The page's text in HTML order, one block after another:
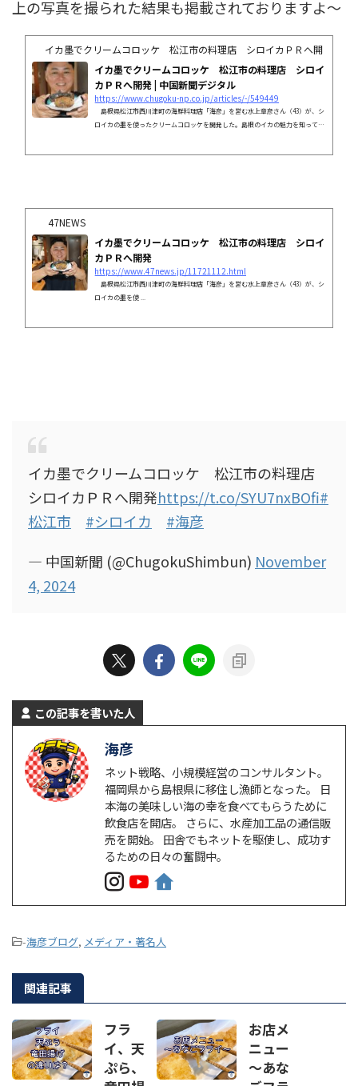
上の写真を撮られた結果も掲載されておりますよ～
イカ墨でクリームコロッケ 松江市の料理店 シロイカＰＲへ開発 | 中
イカ墨でクリームコロッケ 松江市の料理店 シロイ
カＰＲへ開発 | 中国新聞デジタル
https://www.chugoku-np.co.jp/articles/-/549449
島根県松江市西川津町の海鮮料理店「海彦」を営む水上章彦さん（43）が、シ
ロイカの墨を使ったクリームコロッケを開発した。島根のイカの魅力を知っても
47NEWS
イカ墨でクリームコロッケ 松江市の料理店 シロイ
カＰＲへ開発
https://www.47news.jp/11721112.html
島根県松江市西川津町の海鮮料理店「海彦」を営む水上章彦さん（43）が、シ
ロイカの墨を使 ...
イカ墨でクリームコロッケ 松江市の料理店
シロイカＰＲへ開発https://t.co/SYU7nxBOfi#
松江市
#シロイカ
#海彦
— 中国新聞 (@ChugokuShimbun) November
4, 2024
この記事を書いた人
海彦
ネット戦略、小規模経営のコンサルタント。
福岡県から島根県に移住し漁師となった。 日
本海の美味しい海の幸を食べてもらうために
飲食店を開店。 さらに、水産加工品の通信販
売を開始。 田舎でもネットを駆使し、成功す
るための日々の奮闘中。
-海彦ブログ, メディア・著名人
関連記事
フラ
イ、天
ぷら、
お店メ
ニュー
～あな